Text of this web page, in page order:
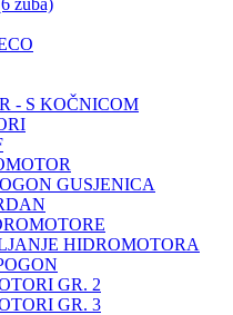
zuba)
- S KOČNICOM
GUSJENICA
HIDROMOTORA
GR. 2
GR. 3